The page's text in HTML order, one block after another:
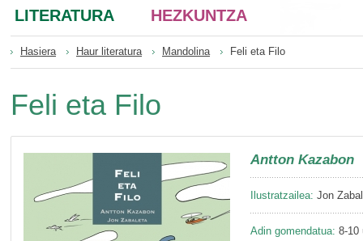
LITERATURA HEZKUNTZA
Hasiera Haur literatura Mandolina Feli eta Filo
Feli eta Filo
Antton Kazabon
Ilustratzailea: Jon
Adin gomendatua: 8-10